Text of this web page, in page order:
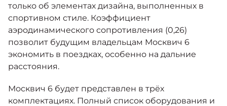
только об элементах дизайна, выполненных в
спортивном стиле. Коэффициент
аэродинамического сопротивления (0,26)
позволит будущим владельцам Москвич 6
экономить в поездках, особенно на дальние
расстояния.
Москвич 6 будет представлен в трёх
комплектациях. Полный список оборудования и